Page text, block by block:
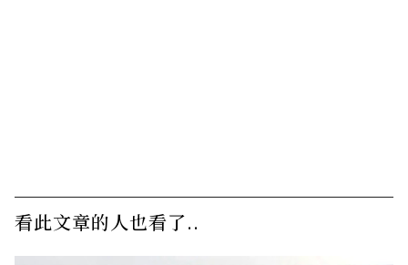
看此文章的人也看了..